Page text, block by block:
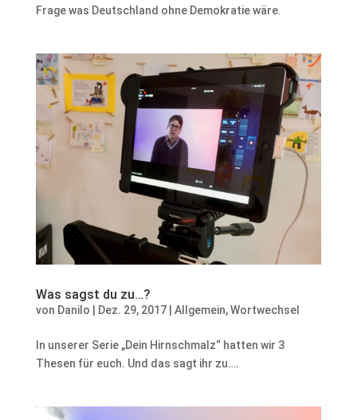
Frage was Deutschland ohne Demokratie wäre.
Was sagst du zu…?
von Danilo Dez. 29, 2017| Allgemein,Wortwechsel
In unserer Serie „Dein Hirnschmalz“ hatten wir 3
Thesen für euch. Und das sagt ihr zu….